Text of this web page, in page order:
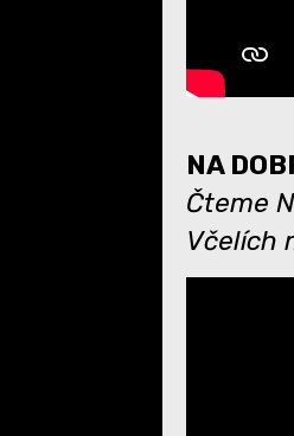
NA
Čteme
Včelích